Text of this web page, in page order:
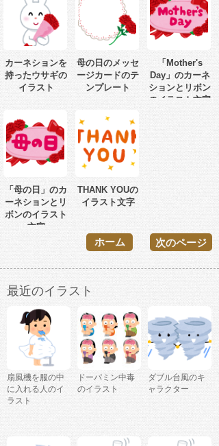
カーネションを
持ったウサギの
イラスト
母の日のメッセ
ージカードのテ
ンプレート
「Mother's
Day」のカーネ
ションとリボン
のイラスト文字
「母の日」のカ
ーネションとリ
ボンのイラスト
文字
THANK YOUの
イラスト文字
次のページ
ホーム
最近のイラスト
扇風機を服の中
に入れる人のイ
ラスト
ドーパミン中毒
のイラスト
ダブル台風のキ
ャラクター